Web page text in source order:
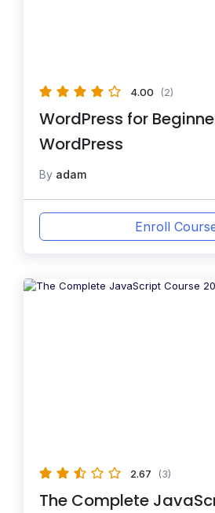
4.00 (2)
WordPress for
WordPress
By adam
Enroll
2.67 (3)
The Complete